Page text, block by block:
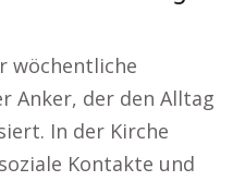
wöchentliche
Anker, der den Alltag
In der Kirche
Kontakte und